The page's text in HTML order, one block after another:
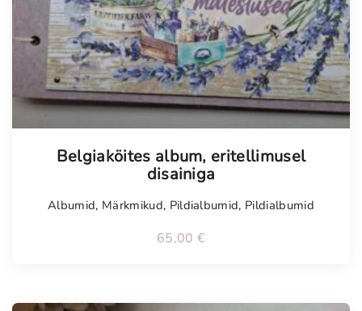
Belgiaköites album, eritellimusel
disainiga
Albumid, Märkmikud, Pildialbumid, Pildialbumid
65,00 €